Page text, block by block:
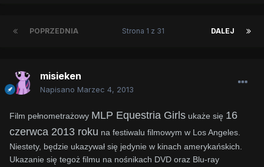
POPRZEDNIA DALEJ
Strona 1 z 31
misieken
Napisano Marzec 4, 2013
Film pełnometrażowy MLP Equestria Girls ukaże się 16
czerwca 2013 roku na festiwalu filmowym w Los Angeles.
Niestety, będzie ukazywał się jedynie w kinach amerykańskich.
Ukazanie się tegoż filmu na nośnikach DVD oraz Blu-ray